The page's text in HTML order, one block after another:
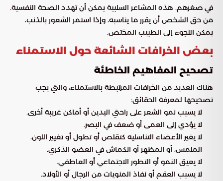
في صغرهم. هذه المشاعر السلبية يمكن أن تهدد الصحة النفسية.
من حق الشخص أن يقرر ما يناسبه، وإذا استمر الشعور بالذنب،
يمكن اللجوء إلى الطبيب المختص.
بعض الخرافات الشائعة حول الاستمناء
تصحيح المفاهيم الخاطئة
هناك العديد من الخرافات المرتبطة بالاستمناء، والتي يجب
تصحيحها لمعرفة الحقائق:
لا يسبب نمو الشعر على راحتي اليدين أو أماكن غريبة أخرى.
لا يؤدي إلى العمى أو ضعف في البصر.
لا يغير الأعضاء التناسلية كتقلص أو تطول أو تغيير اللون،
الملمس، أو المظهر أو انكماش في العضو الذكري.
لا يعيق النمو أو التطور الاجتماعي أو العاطفي.
لا يسبب العقم أو نفاذ المنويات من الرجال أو الأولاد.